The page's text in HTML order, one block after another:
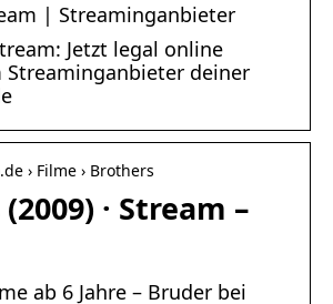
| Streaminganbieter
Jetzt legal online
Streaminganbieter deiner
› Filme › Brothers
· Stream –
ab 6 Jahre – Bruder bei